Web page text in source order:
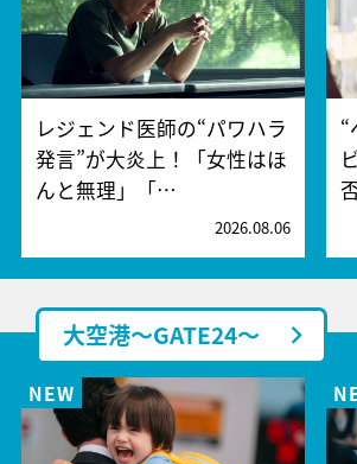
レジェンド医師の“パワハラ
発言”が大炎上！「女性はほ
んと無理」「…
2026.08.06
大空港～GATE24～